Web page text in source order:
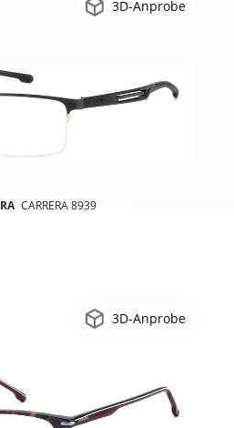
CARRERA 8939
3D-Anprobe
3D-Anprobe